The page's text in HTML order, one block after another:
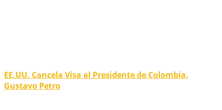
EE.UU. Cancela Visa al Presidente de Colombia,
Gustavo Petro